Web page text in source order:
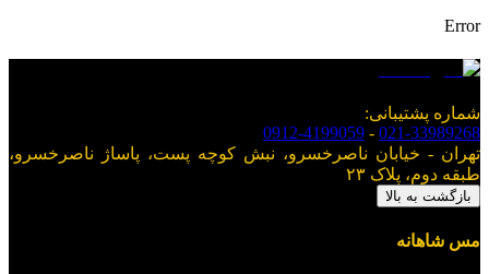
Error
شماره پشتیبانی:
021-33989268
-
0912-4199059
تهران - خیابان ناصرخسرو، نبش کوچه پست، پاساژ ناصرخسرو،
طبقه دوم، پلاک ۲۳
بازگشت به بالا
مس شاهانه